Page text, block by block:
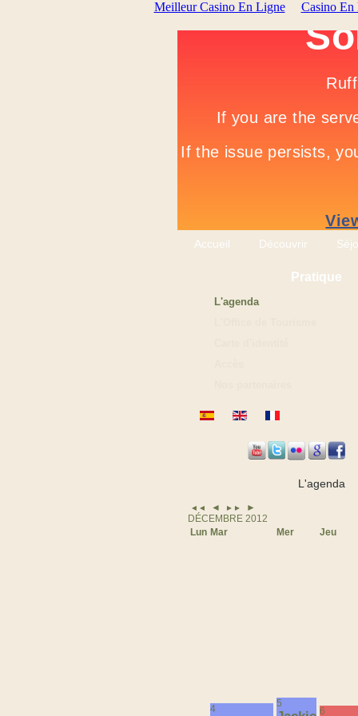
Meilleur Casino En Ligne Casino En
Accueil Découvrir
Pratique
L'agenda
L'agenda
◄◄ ◄ ►►
►
DÉCEMBRE 2012
Lun Mar Mer Jeu
4 5
6